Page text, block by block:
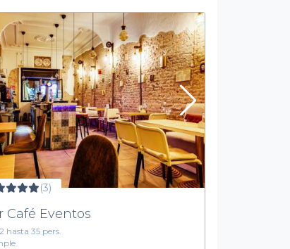
Disfruta de Barcelona al aire libre
una ubicación emblemática de Barcelona es sin duda
rodeado de amigos o colegas. Las terrazas aportan
opciones y encontrar espacios que se adapten
de salas de alquiler con terrazas en Barcelona y
para ayudarte a que tu celebración sea un éxito.
(3)
Café Eventos
hasta 35 pers.